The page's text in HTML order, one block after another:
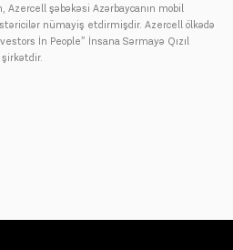
Azercell şəbəkəsi Azərbaycanın mobil
nümayiş etdirmişdir. Azercell ölkədə
İn People” İnsana Sərmayə Qızıl